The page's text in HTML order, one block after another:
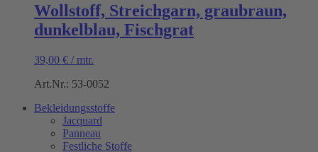
Wollstoff, Streichgarn, graubraun,
dunkelblau, Fischgrat
39,00 € / mtr.
Art.Nr.: 53-0052
Bekleidungsstoffe
Jacquard
Panneau
Festliche Stoffe